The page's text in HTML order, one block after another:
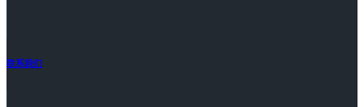
联系我们